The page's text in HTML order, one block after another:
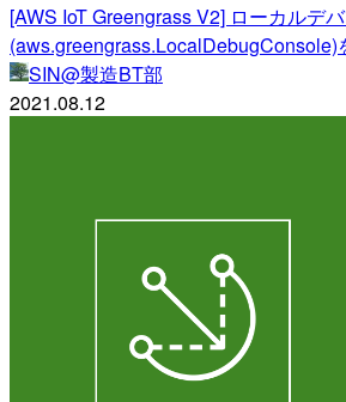
[AWS IoT Greengrass V2] ローカルデ
(aws.greengrass.LocalDebugConsole)
SIN@製造BT部
2021.08.12